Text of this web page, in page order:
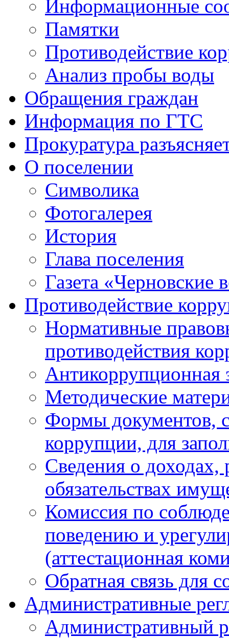
Информационные
Памятки
Противодействие
Анализ пробы воды
Обращения граждан
Информация по ГТС
Прокуратура
О поселении
Символика
Фотогалерея
История
Глава поселения
Газета «Черновские
Противодействие
Нормативные
противодействия
Антикоррупционная
Методические
Формы документов,
коррупции, для
Сведения о доходах,
обязательствах
Комиссия по
поведению и
(аттестационная
Обратная связь для
Административные
Административный